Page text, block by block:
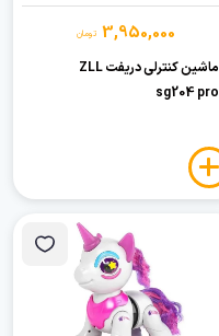
3,950,000 تومان
ماشین کنترلی دریفت ZLL
sg204 pro